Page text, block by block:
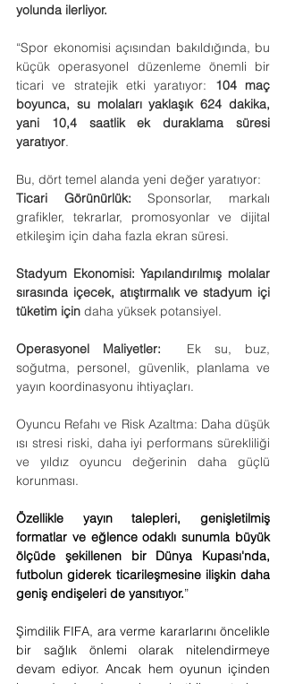
yolunda ilerliyor.
“Spor ekonomisi açısından bakıldığında, bu
küçük operasyonel düzenleme önemli bir
ticari ve stratejik etki yaratıyor: 104 maç
boyunca, su molaları yaklaşık 624 dakika,
yani 10,4 saatlik ek duraklama süresi
yaratıyor.
Bu, dört temel alanda yeni değer yaratıyor:
Ticari Görünürlük: Sponsorlar, markalı
grafikler, tekrarlar, promosyonlar ve dijital
etkileşim için daha fazla ekran süresi.
Stadyum Ekonomisi: Yapılandırılmış molalar
sırasında içecek, atıştırmalık ve stadyum içi
tüketim için daha yüksek potansiyel.
Operasyonel Maliyetler: Ek su, buz,
soğutma, personel, güvenlik, planlama ve
yayın koordinasyonu ihtiyaçları.
Oyuncu Refahı ve Risk Azaltma: Daha düşük
ısı stresi riski, daha iyi performans sürekliliği
ve yıldız oyuncu değerinin daha güçlü
korunması.
Özellikle yayın talepleri, genişletilmiş
formatlar ve eğlence odaklı sunumla büyük
ölçüde şekillenen bir Dünya Kupası'nda,
futbolun giderek ticarileşmesine ilişkin daha
geniş endişeleri de yansıtıyor.”
Şimdilik FIFA, ara verme kararlarını öncelikle
bir sağlık önlemi olarak nitelendirmeye
devam ediyor. Ancak hem oyunun içinden